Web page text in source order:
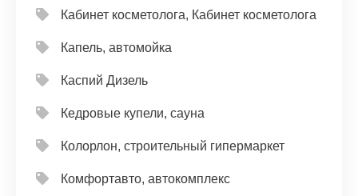
Кабинет косметолога, Кабинет косметолога
Капель, автомойка
Каспий Дизель
Кедровые купели, сауна
Колорлон, строительный гипермаркет
Комфортавто, автокомплекс